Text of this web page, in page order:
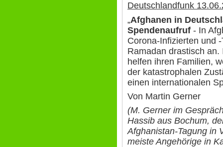
Deutschlandfunk
„Afghanen in
Spendenaufruf - In
Corona-Infizierten und
Ramadan drastisch
helfen ihren Familien,
der katastrophalen
einen internationalen
Von Martin Gerner
(M. Gerner im
Hassib aus Bochum,
Afghanistan-Tagung in
meiste Angehörige in